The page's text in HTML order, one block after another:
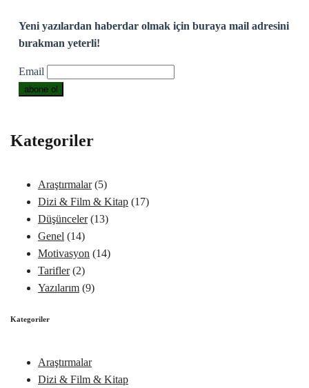
Yeni yazılardan haberdar olmak için buraya mail adresini
bırakman yeterli!
Email
Kategoriler
Araştırmalar(5)
Dizi & Film & Kitap (17)
Düşünceler(13)
Genel (14)
Motivasyon (14)
Tarifler(2)
Yazılarım (9)
Kategoriler
Araştırmalar
Dizi & Film & Kitap